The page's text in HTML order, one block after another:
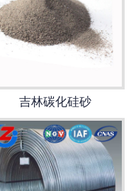
吉林碳化硅砂